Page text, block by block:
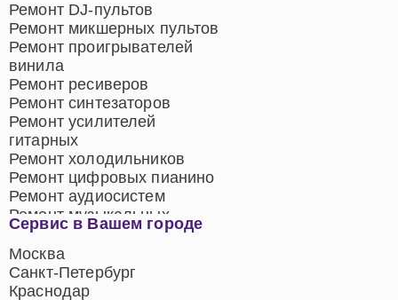
Сервис в Вашем городе
Москва
Санкт-Петербург
Краснодар
Ремонт DJ-пультов
Ремонт микшерных пультов
Ремонт проигрывателей
винила
Ремонт ресиверов
Ремонт синтезаторов
Ремонт усилителей
гитарных
Ремонт холодильников
Ремонт цифровых пианино
Ремонт аудиосистем
Ремонт музыкальных
центров
Ремонт домашних
кинотеатров
Ремонт микрофонов